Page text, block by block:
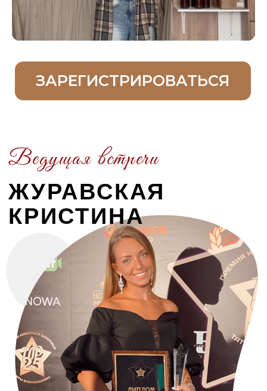
официальной
школой
дополнительного
профессионального образования
Обучила более4.000 учеников
86 городов России)
ВДОХНОВЛЯЮТ
ДЕЛИТЬСЯ
ЗНАНИЯМИ
РЕГИСТРИРУЙСЯ
ПРЯМО СЕЙЧАС
И НЕ ПРОПУСКАЙТЕ ВСТРЕЧУ, КОТОРАЯ СТАНЕТ
СТАРТОМ К СОЗДАНИЮ ВАШЕЙ ПЕРВОЙ
АРОМАТИЧЕСКОЙ КОЛЛЕКЦИИ И ЗАРАБОТКУ